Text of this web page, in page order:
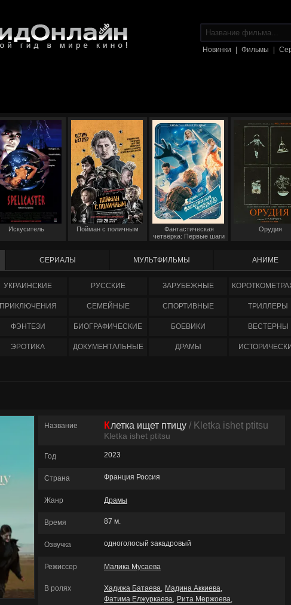
Новинки Фильмы
Искуситель Пойман с поличным
Фантастическая
четвёрка: Первые шаги
Орудия
СЕРИАЛЫ МУЛЬТФИЛЬМЫ АНИМЕ
УКРАИНCКИЕ РУССКИЕ ЗАРУБЕЖНЫЕ
ПРИКЛЮЧЕНИЯ СЕМЕЙНЫЕ СПОРТИВНЫЕ ТРИЛЛЕРЫ
ФЭНТЕЗИ БИОГРАФИЧЕСКИЕ БОЕВИКИ ВЕСТЕРНЫ
ЭРОТИКА ДОКУМЕНТАЛЬНЫЕ ДРАМЫ
Название Клетка ищет птицу / Kletka ishet ptitsu
Kletka ishet ptitsu
Год 2023
Страна Франция Россия
Жанр Драмы
Время 87 м.
Озвучка одноголосый закадровый
Режиссер Малика Мусаева
В ролях Хадижа Батаева
Мадина Аккиева
Фатима Елжуркаева
Рита Мержоева